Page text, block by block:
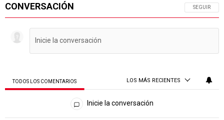
CONVERSACIÓN SIGA ESTA
SEGUIR
TODOS LOS COMENTARIOS LOS MÁS RECIENTES
Todos los comentarios
Inicie la conversación